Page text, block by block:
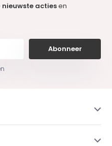
nieuwste actiesen
Abonneer